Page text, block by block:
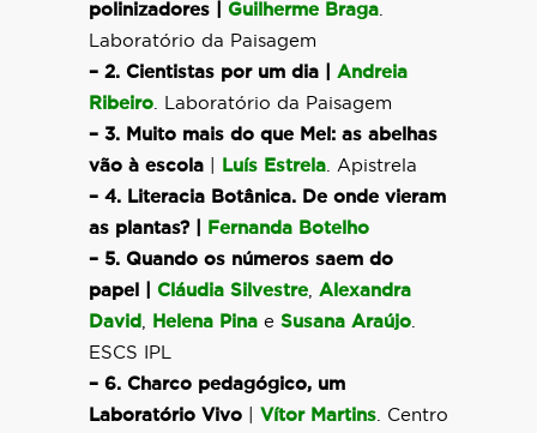
polinizadores |
Guilherme Braga.
Laboratório da Paisagem
– 2. Cientistas por um dia | Andreia
Ribeiro. Laboratório da Paisagem
– 3. Muito mais do que Mel: as abelhas
vão à escola
Luís Estrela. Apistrela
– 4. Literacia Botânica. De onde vieram
as plantas? |
Fernanda Botelho
– 5. Quando os números saem do
papel | Cláudia Silvestre, Alexandra
David , Helena Pina e Susana Araújo.
ESCS IPL
– 6. Charco pedagógico, um
Laboratório Vivo
Vítor Martins. Centro